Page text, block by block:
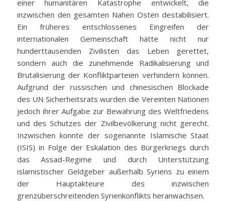
einer humanitären Katastrophe entwickelt, die
inzwischen den gesamten Nahen Osten destabilisiert.
Ein früheres entschlossenes Eingreifen der
internationalen Gemeinschaft hätte nicht nur
hunderttausenden Zivilisten das Leben gerettet,
sondern auch die zunehmende Radikalisierung und
Brutalisierung der Konfliktparteien verhindern können.
Aufgrund der russischen und chinesischen Blockade
des UN Sicherheitsrats wurden die Vereinten Nationen
jedoch ihrer Aufgabe zur Bewahrung des Weltfriedens
und des Schutzes der Zivilbevölkerung nicht gerecht.
Inzwischen konnte der sogenannte Islamische Staat
(ISIS) in Folge der Eskalation des Bürgerkriegs durch
das Assad-Regime und durch Unterstützung
islamistischer Geldgeber außerhalb Syriens zu einem
der Hauptakteure des inzwischen
grenzüberschreitenden Syrienkonflikts heranwachsen.